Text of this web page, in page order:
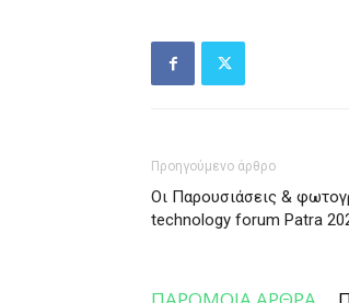
Προηγούμενο άρθρο
Οι Παρουσιάσεις &
technology forum Patra